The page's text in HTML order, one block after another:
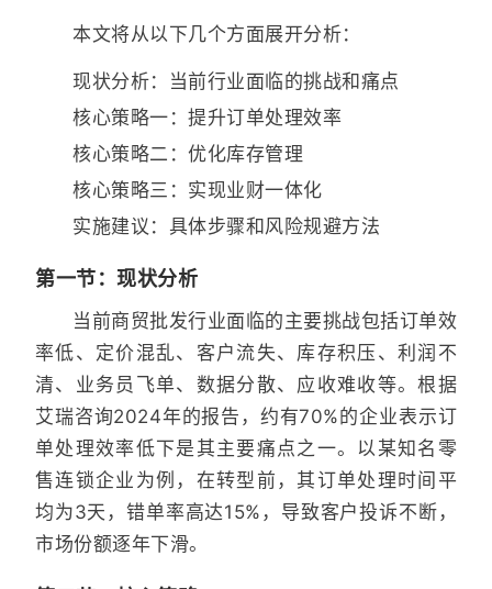
本文将从以下几个方面展开分析：
现状分析：当前行业面临的挑战和痛点
核心策略一：提升订单处理效率
核心策略二：优化库存管理
核心策略三：实现业财一体化
实施建议：具体步骤和风险规避方法
第一节：现状分析
当前商贸批发行业面临的主要挑战包括订单效
率低、定价混乱、客户流失、库存积压、利润不
清、业务员飞单、数据分散、应收难收等。根据
艾瑞咨询2024年的报告，约有70%的企业表示订
单处理效率低下是其主要痛点之一。以某知名零
售连锁企业为例，在转型前，其订单处理时间平
均为3天，错单率高达15%，导致客户投诉不断，
市场份额逐年下滑。